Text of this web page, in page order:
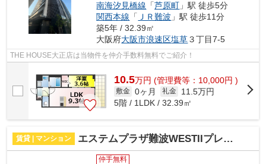
南海汐見橋線 「芦原町 」駅 徒歩5分
関西本線 「 ＪＲ難波 」駅 徒歩11分
築5年 / 32.39㎡
大阪府大阪市浪速区塩草３丁目7-5
THE HOUSE大正店は当物件を仲介手数料無料でご紹介！
10.5万円 (管理費等：10,000円 )
敷金 0ヶ月 礼金
11.5万円
5階 / 1LDK / 32.39㎡
賃貸 | マンション エステムプラザ難波WESTIIプレディア 仲介手数料無料
仲手無料